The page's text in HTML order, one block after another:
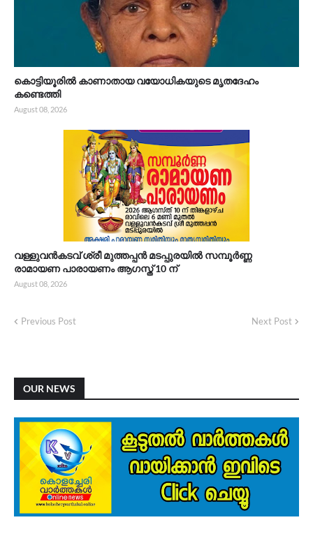
കൊട്ടിയൂരിൽ കാണാതായ വയോധികയുടെ മൃതദേഹം
കണ്ടെത്തി
August 08, 2026
വള്ളുവൻകടവ് ശ്രീ മുത്തപ്പൻ മടപ്പുരയിൽ സമ്പൂർണ്ണ
രാമായണ പാരായണം ആഗസ്ത് 10 ന്
August 08, 2026
Previous Post Next Post
OUR NEWS